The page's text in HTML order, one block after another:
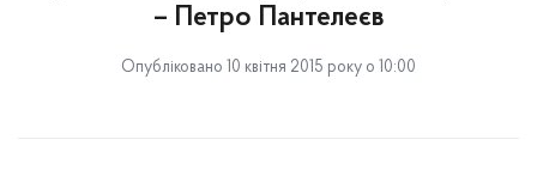
– Петро Пантелеєв
Опубліковано 10 квітня 2015 року о 10:00